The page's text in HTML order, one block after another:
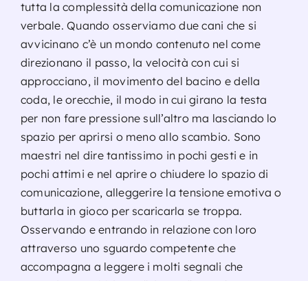
tutta la complessità della comunicazione non
verbale. Quando osserviamo due cani che si
avvicinano c’è un mondo contenuto nel come
direzionano il passo, la velocità con cui si
approcciano, il movimento del bacino e della
coda, le orecchie, il modo in cui girano la testa
per non fare pressione sull’altro ma lasciando lo
spazio per aprirsi o meno allo scambio. Sono
maestri nel dire tantissimo in pochi gesti e in
pochi attimi e nel aprire o chiudere lo spazio di
comunicazione, alleggerire la tensione emotiva o
buttarla in gioco per scaricarla se troppa.
Osservando e entrando in relazione con loro
attraverso uno sguardo competente che
accompagna a leggere i molti segnali che